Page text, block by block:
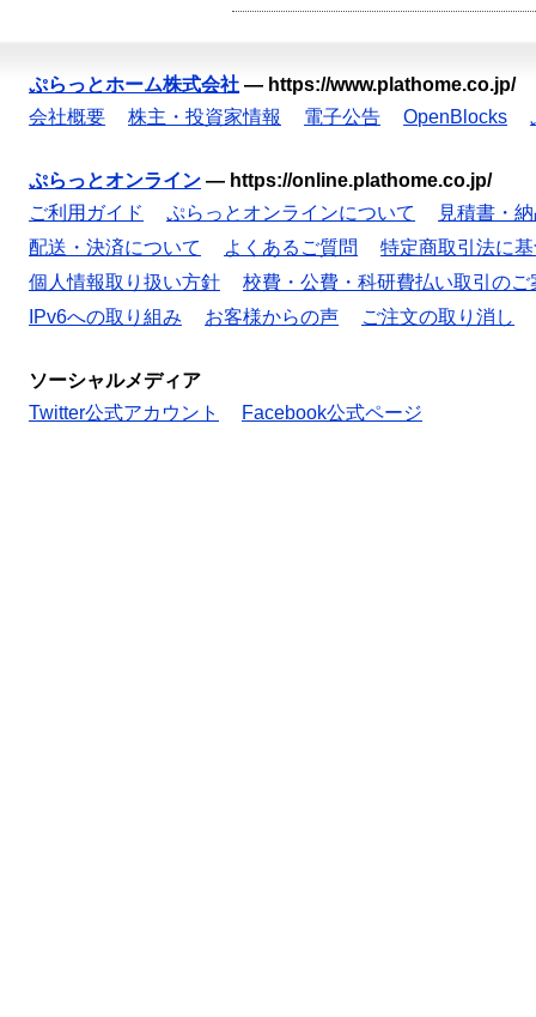
ぷらっとホーム株式会社 — https://www.plathome.co.jp/
会社概要
株主・投資家情報 電子公告 OpenBlocks
ぷらっとオンライン — https://online.plathome.co.jp/
ご利用ガイド
ぷらっとオンラインについて
見積書・
配送・決済について
よくあるご質問
特定商取引法に
個人情報取り扱い方針
校費・公費・科研費払い取引のご
IPv6への取り組み
お客様からの声 ご注文の取り消し
ソーシャルメディア
Twitter公式アカウント
Facebook公式ページ